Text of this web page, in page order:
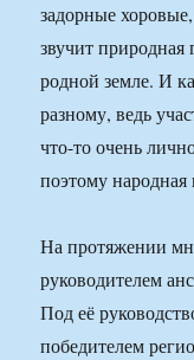
задорные
звучит природная
родной земле. И
разному, ведь
что-то очень
поэтому народная
На протяжении
руководителем
Под её
победителем